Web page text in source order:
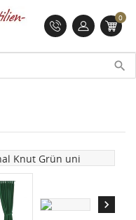
0
search
